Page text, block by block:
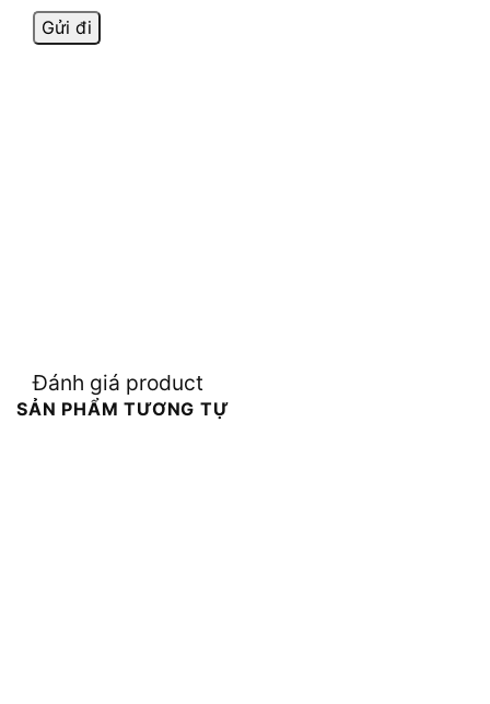
Đánh giá product
SẢN PHẨM TƯƠNG TỰ